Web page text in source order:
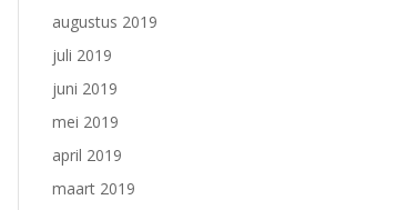
augustus 2019
juli 2019
juni 2019
mei 2019
april 2019
maart 2019